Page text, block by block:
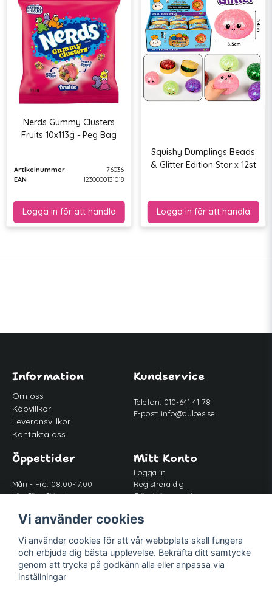
Nerds Gummy Clusters
Fruits 10x113g - Peg Bag
Artikelnummer
76036
EAN
1230000131018
Squishy Dumplings Beads
& Glitter Edition Stor x 12st
Information
Om oss
Köpvillkor
Leveransvillkor
Kontakta oss
Kundservice
Telefon: 010-641 41 78
E-post: info@dulces.se
Öppettider
Mån - Fre: 08.00-17.00
Lör-Sön: Stängt
Mitt Konto
Logga in
Registrera dig
Glömt lösenord?
Följ oss
Facebook
Instagram
Vi använder cookies
Vi använder cookies för att vår webbplats skall fungera
och erbjuda dig bästa upplevelse. Bekräfta ditt samtycke
genom att trycka på godkänn alla eller anpassa via
inställningar